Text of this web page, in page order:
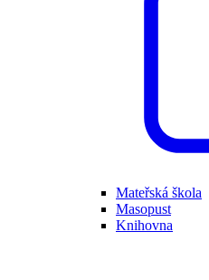
Mateřská škola
Masopust
Knihovna